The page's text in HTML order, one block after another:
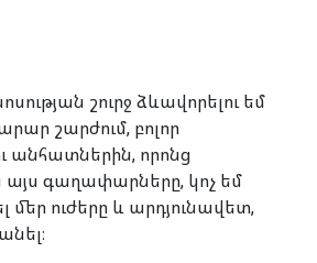
շուրջ ձևավորելու եմ
շարժում, բոլոր
անհատներին, որոնց
գաղափարները, կոչ եմ
մեր ուժերը և արդյունավետ,